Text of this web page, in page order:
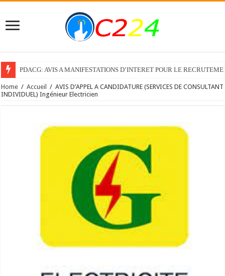
PDACG: AVIS A MANIFESTATIONS D’INTERET POUR LE
Home / Accueil / AVIS D’APPEL A CANDIDATURE (SERVICES DE CONSULTANT
INDIVIDUEL) Ingénieur Electricien